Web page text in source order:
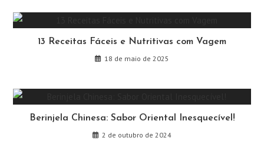
13 Receitas Fáceis e Nutritivas com Vagem
18 de maio de 2025
Berinjela Chinesa: Sabor Oriental Inesquecível!
2 de outubro de 2024